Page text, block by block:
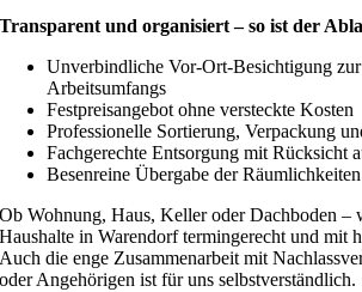
Transparent und organisiert – so ist der
Unverbindliche Vor-Ort-Besichtigung
Arbeitsumfangs
Festpreisangebot ohne versteckte Kosten
Professionelle Sortierung, Verpackung
Fachgerechte Entsorgung mit Rücksicht
Besenreine Übergabe der Räumlichkeiten
Ob Wohnung, Haus, Keller oder Dachboden –
Haushalte in Warendorf termingerecht und mit
Auch die enge Zusammenarbeit mit
oder Angehörigen ist für uns selbstverständlich.